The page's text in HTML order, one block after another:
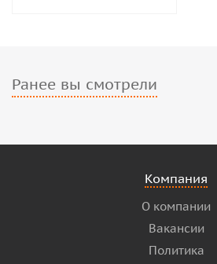
Ранее вы смотрели
Компания
О компании
Вакансии
Политика